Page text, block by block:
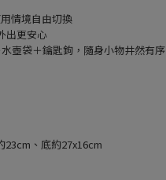
情境自由切換
出更安心
壺袋＋鑰匙鉤，隨身小物井然有序
23cm、底約27x16cm